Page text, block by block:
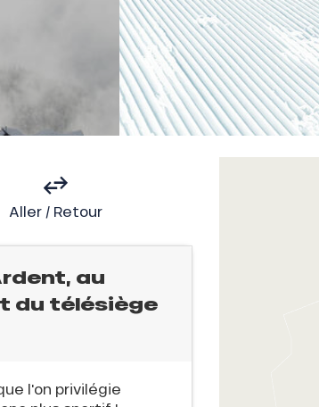
Aller / Retour
au
du télésiège
l'on privilégie